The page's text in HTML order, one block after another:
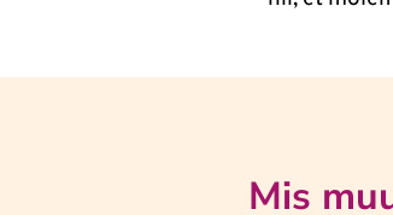
Mis